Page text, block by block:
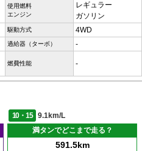
使用燃料
エンジン
レギュラー
ガソリン
駆動方式 4WD
過給器（ターボ） -
燃費性能 -
10・15
9.1km/L
満タンでどこまで走る？
591.5km